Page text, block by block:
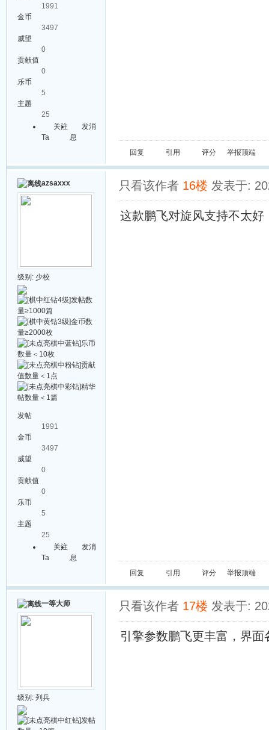
1991
金币
3497
威望
0
贡献值
0
乐币
5
主题
25
关注
Ta
发消
息
回复 引用 评分 举报顶端
azsaxxx
级别: 少校
发帖
1991
金币
3497
威望
0
贡献值
0
乐币
5
主题
25
关注
Ta
发消
息
只看该作者 16楼 发表于:
这款鹏飞对旋风支持不太好
回复 引用 评分 举报顶端
一等大师
级别: 列兵
只看该作者 17楼 发表于:
引擎参数鹏飞更丰富，界面